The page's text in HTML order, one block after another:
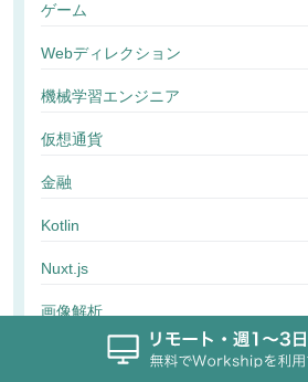
ゲーム
Webディレクション
機械学習エンジニア
仮想通貨
金融
Kotlin
Nuxt.js
画像解析